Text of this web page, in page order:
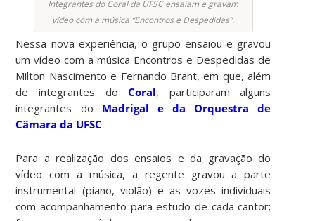
Integrantes do Coral da UFSC ensaiam e gravam
vídeo com a música “Encontros e Despedidas”.
Nessa nova experiência, o grupo ensaiou e gravou
um vídeo com a música Encontros e Despedidas de
Milton Nascimento e Fernando Brant, em que, além
de integrantes doCoral, participaram alguns
integrantes do Madrigal e da Orquestra de
Câmara da UFSC.
Para a realização dos ensaios e da gravação do
vídeo com a música, a regente gravou a parte
instrumental (piano, violão) e as vozes individuais
com acompanhamento para estudo de cada cantor;